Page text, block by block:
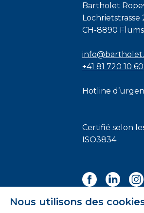
Nous utilisons des
Bartholet
Lochrietstrasse
CH-8890 Flums
+41 81 720 10 60
Hotline
Certifié selon
ISO3834